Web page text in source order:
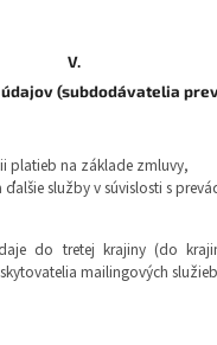
V.
(subdodávatelia
platieb na základe zmluvy,
služby v súvislosti s
do tretej krajiny (do
mailingových